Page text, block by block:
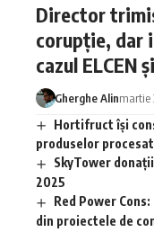
Director
corupție, dar
cazul ELCEN
Gherghe Alinmartie
Hortifruct își
produselor
SkyTower
2025
Red Power
din proiectele de